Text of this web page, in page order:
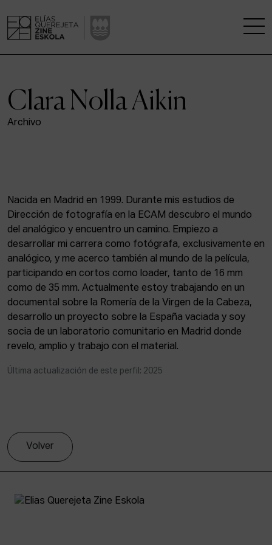
CENTRO DE INVESTIGACIÓN
COMUNIDAD
LA CASA DEL CINE
ACTUALIDAD
Admisión
Intranet
EUS ESP ENG
Clara Nolla Aikin
Archivo
Nacida en Madrid en 1999. Durante mis estudios de
Dirección de fotografía en la ECAM descubro el mundo
del analógico y encuentro un camino. Empiezo a
desarrollar mi carrera como fotógrafa, exclusivamente en
analógico, y me acerco también al mundo de la película,
participando en cortos como loader, tanto de 16 mm
como de 35 mm. Actualmente estoy trabajando en un
documental sobre la Romería de la Virgen de la Cabeza,
desarrollo un proyecto sobre la España vaciada y soy
socia de un laboratorio comunitario en Madrid donde
revelo, amplio y trabajo con el material.
Última actualización de este perfil: 2025
Volver